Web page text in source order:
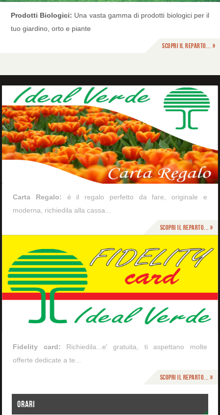
Prodotti Biologici: Una vasta gamma di prodotti biologici per il
tuo giardino, orto e piante
Scopri il reparto... »
Carta Regalo: è il regalo perfetto da fare, originale e
moderna, richiedila alla cassa...
Scopri il reparto... »
Fidelity card: Richiedila...e' gratuita, ti aspettano molte
offerte dedicate a te...
Scopri il reparto... »
ORARI